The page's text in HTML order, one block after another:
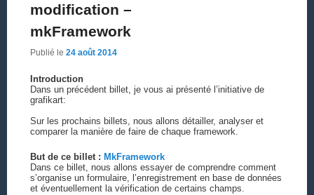
modification –
mkFramework
Publié le 24 août 2014
Introduction
Dans un précédent billet, je vous ai présenté l’initiative de
grafikart:
Sur les prochains billets, nous allons détailler, analyser et
comparer la manière de faire de chaque framework.
But de ce billet : MkFramework
Dans ce billet, nous allons essayer de comprendre comment
s’organise un formulaire, l’enregistrement en base de données
et éventuellement la vérification de certains champs.